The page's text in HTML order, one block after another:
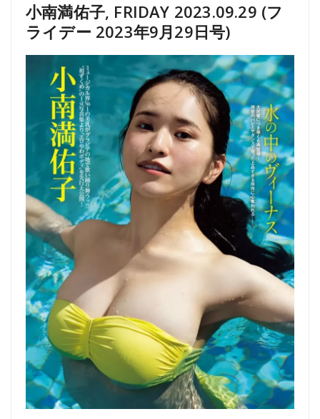
小南満佑子, FRIDAY 2023.09.29 (フ
ライデー 2023年9月29日号)